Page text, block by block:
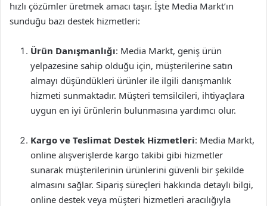
hızlı çözümler üretmek amacı taşır. İşte Media Markt’ın
sunduğu bazı destek hizmetleri:
Ürün Danışmanlığı: Media Markt, geniş ürün
yelpazesine sahip olduğu için, müşterilerine satın
almayı düşündükleri ürünler ile ilgili danışmanlık
hizmeti sunmaktadır. Müşteri temsilcileri, ihtiyaçlara
uygun en iyi ürünlerin bulunmasına yardımcı olur.
Kargo ve Teslimat Destek Hizmetleri: Media Markt,
online alışverişlerde kargo takibi gibi hizmetler
sunarak müşterilerinin ürünlerini güvenli bir şekilde
almasını sağlar. Sipariş süreçleri hakkında detaylı bilgi,
online destek veya müşteri hizmetleri aracılığıyla